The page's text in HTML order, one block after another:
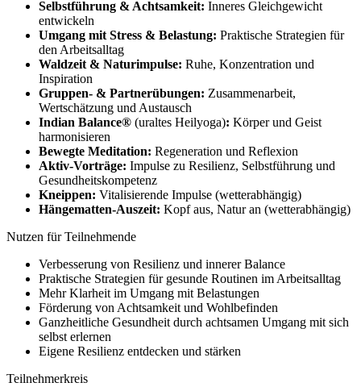
Selbstführung & Achtsamkeit: Inneres Gleichgewicht
entwickeln
Umgang mit Stress & Belastung: Praktische Strategien für
den Arbeitsalltag
Waldzeit & Naturimpulse: Ruhe, Konzentration und
Inspiration
Gruppen- & Partnerübungen: Zusammenarbeit,
Wertschätzung und Austausch
Indian Balance® (uraltes Heilyoga): Körper und Geist
harmonisieren
Bewegte Meditation: Regeneration und Reflexion
Aktiv-Vorträge: Impulse zu Resilienz, Selbstführung und
Gesundheitskompetenz
Kneippen: Vitalisierende Impulse (wetterabhängig)
Hängematten-Auszeit: Kopf aus, Natur an (wetterabhängig)
Nutzen für Teilnehmende
Verbesserung von Resilienz und innerer Balance
Praktische Strategien für gesunde Routinen im Arbeitsalltag
Mehr Klarheit im Umgang mit Belastungen
Förderung von Achtsamkeit und Wohlbefinden
Ganzheitliche Gesundheit durch achtsamen Umgang mit sich
selbst erlernen
Eigene Resilienz entdecken und stärken
Teilnehmerkreis